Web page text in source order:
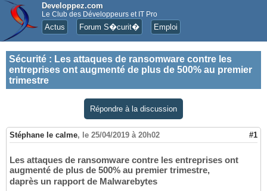
Developpez.com
Le Club des Développeurs et IT Pro
Actus Forum S�curit� Emploi
Sécurité : Les attaques de ransomware contre les
entreprises ont augmenté de plus de 500% au premier
trimestre
Répondre à la discussion
Stéphane le calme, le 25/04/2019 à 20h02 #1
Les attaques de ransomware contre les entreprises ont
augmenté de plus de 500% au premier trimestre,
daprès un rapport de Malwarebytes